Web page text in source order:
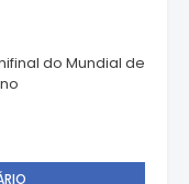
do Mundial de